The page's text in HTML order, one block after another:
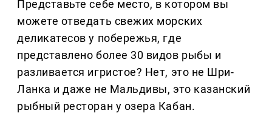
Представьте себе место, в котором вы
можете отведать свежих морских
деликатесов у побережья, где
представлено более 30 видов рыбы и
разливается игристое? Нет, это не Шри-
Ланка и даже не Мальдивы, это казанский
рыбный ресторан у озера Кабан.